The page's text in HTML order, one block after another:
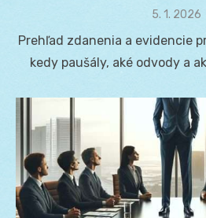
Posted
5. 1. 2026
Prehľad zdanenia a evidencie
kedy paušály, aké odvody a